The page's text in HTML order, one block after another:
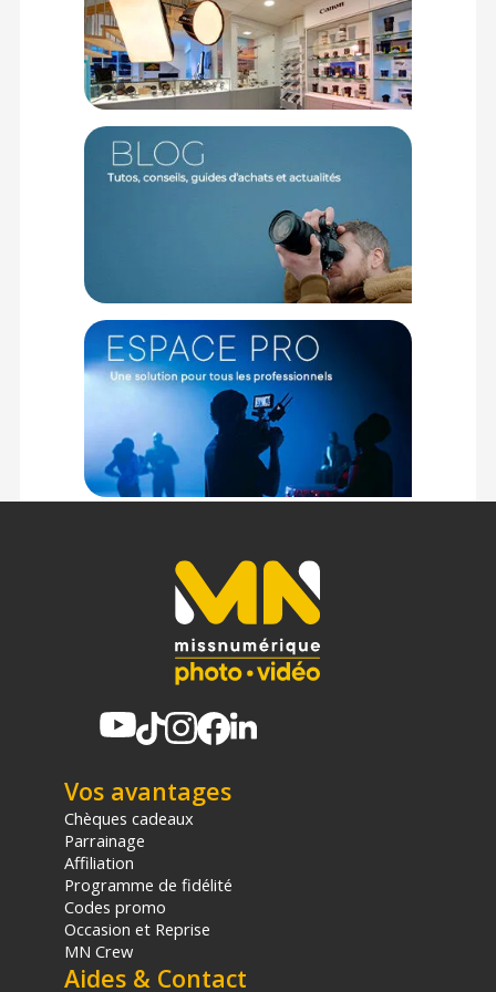
Principaux Atouts des Modes RAIDs disponibles :
RAID 0 : Des Données séparées et écrites en simultané sur
vos 2 disques permettant d'obtenir une vitesse d'utilisation
RAID 1 : Des Données dupliquées sur vos disques de concert,
pour davantage de sécurité. Mode permettant de posséder
ainsi une sauvegarde de vos écritures sur vos 2 disques, et
de prévenir toute perte de données en cas de défaillance de
RAID 4 : Des Données gérées en "stripping", par blocs,
permettant de mieux répartir vos données en fonction des
divers espaces de stockages disponibles
mode permettra de répartir les données tel le mode 0 tout en
se montrant en capacité de reverser également aussi bien
les informations de parité dans tous les lecteurs.
RAID 1 + 0 : Mode combinant les niveaux de Raids Standards,
permettant par ailleurs lors d'une défaillance de disque dur
dans l'une des matrices du niveau 0 de transférer ces
dernières vers le système co-lié.
JBOD : Solution offrant la possibilité d'utiliser chaque disque
indépendamment mais aussi de visualiser chacun de vos 2
Caractéristiques deOWC Mercury Elite Pro Quad,
Informations Générales :
Mémoire cache : 1024 Mo
Disque dur utilisé : Seagate Barracuda 7200 Tr/min 2 To (X4)
bureau)
Nombre d'Emplacement de Disque : 4 Baies
Type de RAID : RAID Matériel
Configuration RAID possible : 0, 1, 4, 5, 1+0
Vitesse de rotation : 7200 RPM
Interface de stockage : Sata
Jeu de Puces / Contrôleur : USB 3.1 Gen 2 / SATA (4 ASMedia-
235CM)
Vos avantages
Chèques cadeaux
Parrainage
Affiliation
Programme de fidélité
Codes promo
Occasion et Reprise
MN Crew
Aides & Contact